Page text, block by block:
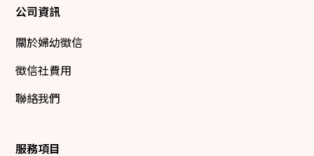
公司資訊
關於婦幼徵信
徵信社費用
聯絡我們
服務項目